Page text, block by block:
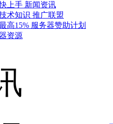
上手 新闻资讯
术知识 推广联盟
高15% 服务器赞助计划
资源